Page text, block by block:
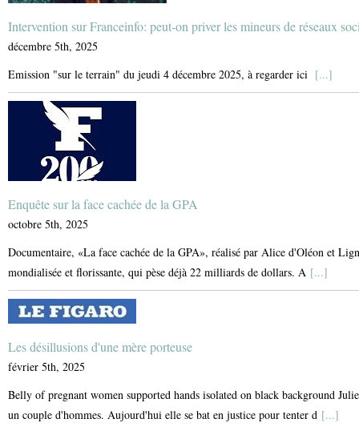
Intervention sur Franceinfo: peut-on priver les mineurs de réseaux
décembre 5th, 2025
Emission "sur le terrain" du jeudi 4 décembre 2025, à regarder ici [...]
Enquête sur la face cachée de la GPA
octobre 5th, 2025
Documentaire, «La face cachée de la GPA», réalisé par Alice d'Oléon et
mondialisée et florissante, qui pèse déjà 22 milliards de dollars. A [...]
Les désillusions d'une mère porteuse
février 5th, 2025
Belly of pregnant women supported hands isolated on black background
un couple d'hommes. Aujourd'hui elle se bat en justice pour tenter d [...]